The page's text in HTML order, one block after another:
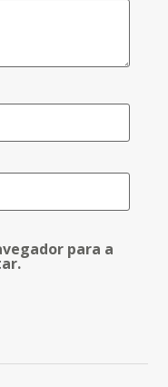
para a